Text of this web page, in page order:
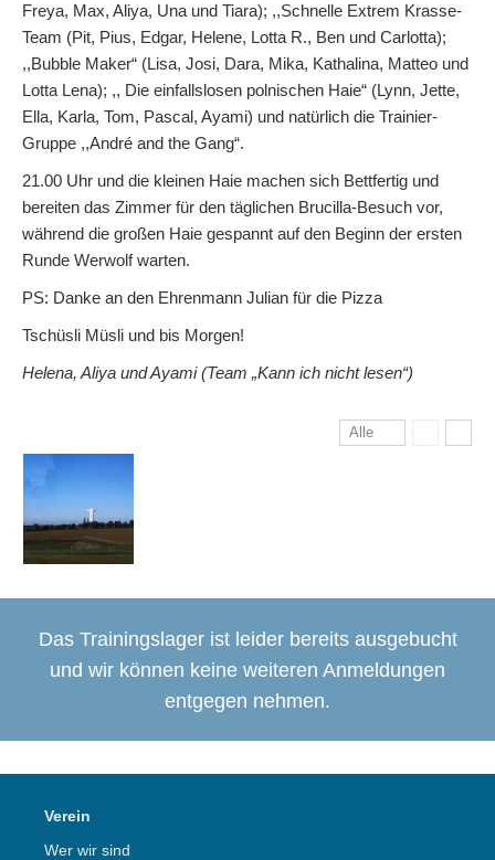
Freya, Max, Aliya, Una und Tiara); ,,Schnelle Extrem Krasse-
Team (Pit, Pius, Edgar, Helene, Lotta R., Ben und Carlotta);
,,Bubble Maker“ (Lisa, Josi, Dara, Mika, Kathalina, Matteo und
Lotta Lena); ,, Die einfallslosen polnischen Haie“ (Lynn, Jette,
Ella, Karla, Tom, Pascal, Ayami) und natürlich die Trainier-
Gruppe ,,André and the Gang“.
21.00 Uhr und die kleinen Haie machen sich Bettfertig und
bereiten das Zimmer für den täglichen Brucilla-Besuch vor,
während die großen Haie gespannt auf den Beginn der ersten
Runde Werwolf warten.
PS: Danke an den Ehrenmann Julian für die Pizza
Tschüsli Müsli und bis Morgen!
Helena, Aliya und Ayami (Team „Kann ich nicht lesen“)
Alle
Das Trainingslager ist leider bereits ausgebucht
und wir können keine weiteren Anmeldungen
entgegen nehmen.
Verein
Wer wir sind